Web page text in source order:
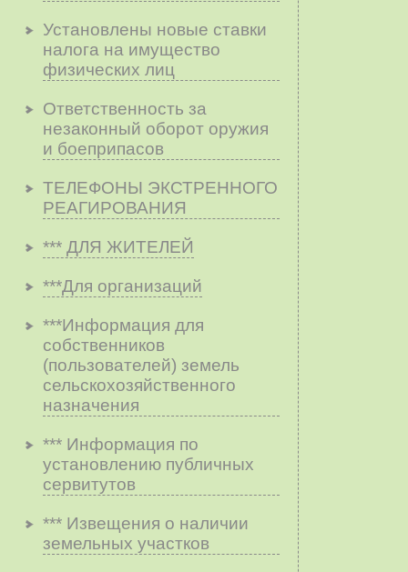
Установлены новые ставки
налога на имущество
физических лиц
Ответственность за
незаконный оборот оружия
и боеприпасов
ТЕЛЕФОНЫ ЭКСТРЕННОГО
РЕАГИРОВАНИЯ
*** ДЛЯ ЖИТЕЛЕЙ
***Для организаций
***Информация для
собственников
(пользователей) земель
сельскохозяйственного
назначения
*** Информация по
установлению публичных
сервитутов
*** Извещения о наличии
земельных участков